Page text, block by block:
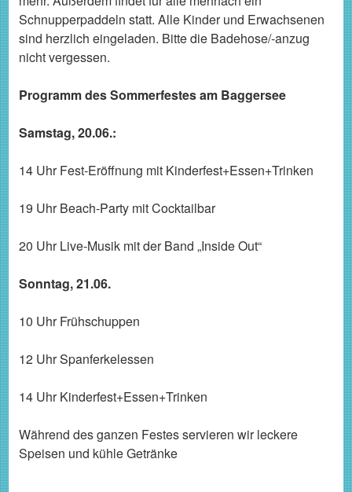
Schnupperpaddeln statt. Alle Kinder und Erwachsenen
sind herzlich eingeladen. Bitte die Badehose/-anzug
nicht vergessen.
Programm des Sommerfestes am Baggersee
Samstag, 20.06.:
14 Uhr Fest-Eröffnung mit Kinderfest+Essen+Trinken
19 Uhr Beach-Party mit Cocktailbar
20 Uhr Live-Musik mit der Band „Inside Out“
Sonntag, 21.06.
10 Uhr Frühschuppen
12 Uhr Spanferkelessen
14 Uhr Kinderfest+Essen+Trinken
Während des ganzen Festes servieren wir leckere
Speisen und kühle Getränke